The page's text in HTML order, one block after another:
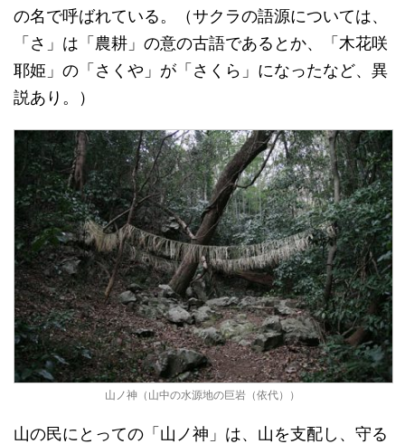
の名で呼ばれている。（サクラの語源については、
「さ」は「農耕」の意の古語であるとか、「木花咲
耶姫」の「さくや」が「さくら」になったなど、異
説あり。）
山ノ神（山中の水源地の巨岩（依代））
山の民にとっての「山ノ神」は、山を支配し、守る